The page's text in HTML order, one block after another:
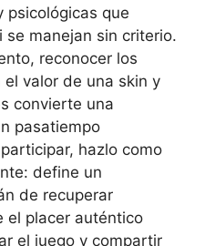
psicológicas que
se manejan sin criterio.
reconocer los
valor de una skin y
convierte una
pasatiempo
hazlo como
define un
de recuperar
el placer auténtico
el juego y compartir